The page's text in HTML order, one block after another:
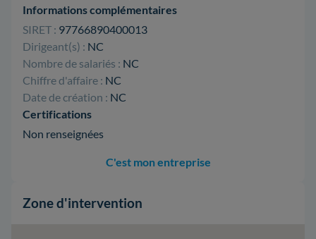
Informations complémentaires
SIRET : 97766890400013
Dirigeant(s) : NC
Nombre de salariés : NC
Chiffre d'affaire : NC
Date de création : NC
Certifications
Non renseignées
C'est mon entreprise
Zone d'intervention